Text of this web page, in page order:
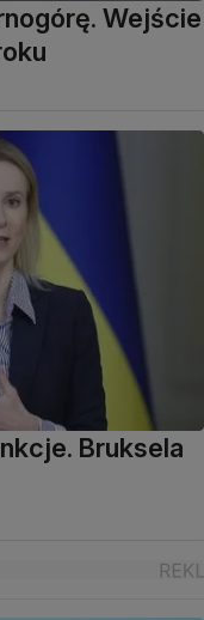
Wejście
Bruksela